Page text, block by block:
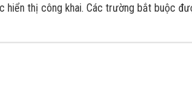
hiển thị công khai. Các trường bắt buộc